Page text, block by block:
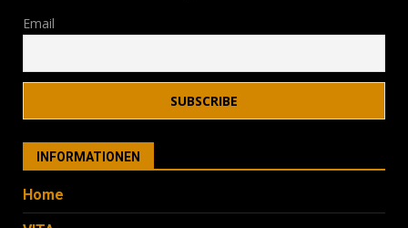
Email
INFORMATIONEN
Home